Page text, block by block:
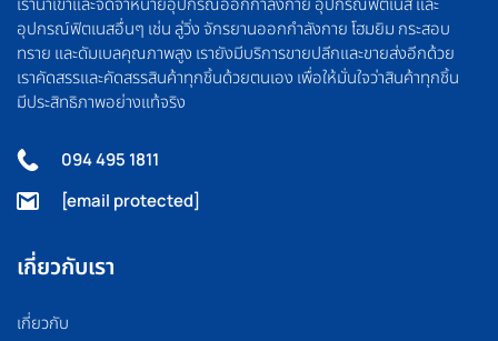
อุปกรณ์ฟิตเนสอื่นๆ เช่น ลู่วิ่ง จักรยานออกกำลังกาย โฮมยิม กระสอบ
ทราย และดัมเบลคุณภาพสูง เรายังมีบริการขายปลีกและขายส่งอีกด้วย
เราคัดสรรและคัดสรรสินค้าทุกชิ้นด้วยตนเอง เพื่อให้มั่นใจว่าสินค้าทุกชิ้น
มีประสิทธิภาพอย่างแท้จริง
094 495 1811
[email protected]
เกี่ยวกับเรา
เกี่ยวกับ